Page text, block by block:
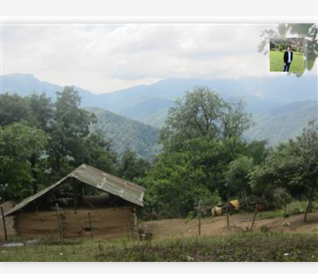
علیرضا رستمی